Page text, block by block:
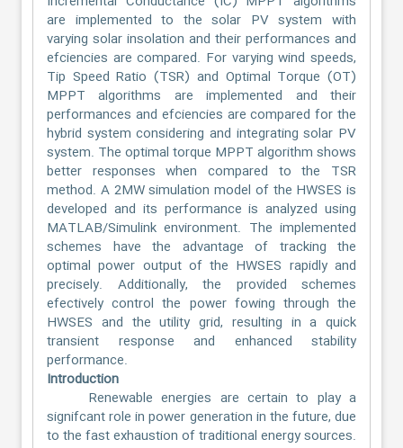
are implemented to the solar PV system with
varying solar insolation and their performances and
efciencies are compared. For varying wind speeds,
Tip Speed Ratio (TSR) and Optimal Torque (OT)
MPPT algorithms are implemented and their
performances and efciencies are compared for the
hybrid system considering and integrating solar PV
system. The optimal torque MPPT algorithm shows
better responses when compared to the TSR
method. A 2MW simulation model of the HWSES is
developed and its performance is analyzed using
MATLAB/Simulink environment. The implemented
schemes have the advantage of tracking the
optimal power output of the HWSES rapidly and
precisely. Additionally, the provided schemes
efectively control the power fowing through the
HWSES and the utility grid, resulting in a quick
transient response and enhanced stability
performance.
Introduction
Renewable energies are certain to play a
signifcant role in power generation in the future, due
to the fast exhaustion of traditional energy sources.